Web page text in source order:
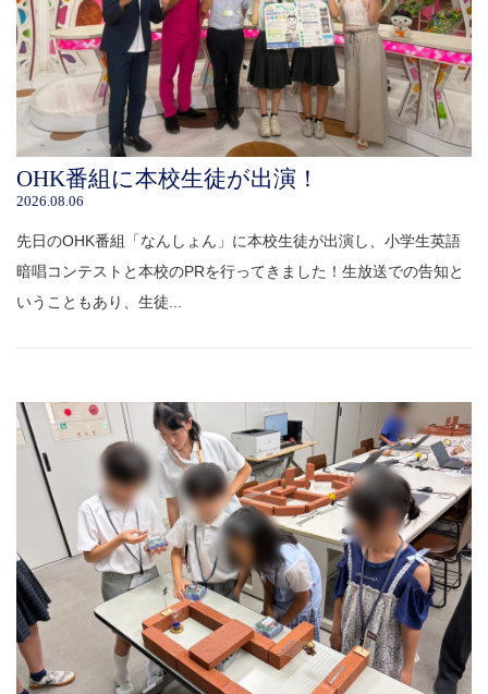
OHK番組に本校生徒が出演！
2026.08.06
先日のOHK番組「なんしょん」に本校生徒が出演し、小学生英語
暗唱コンテストと本校のPRを行ってきました！生放送での告知と
いうこともあり、生徒...